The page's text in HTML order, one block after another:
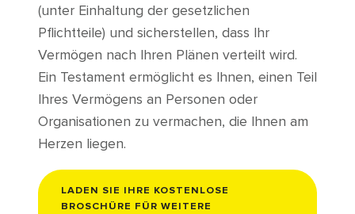
(unter Einhaltung der gesetzlichen
Pflichtteile) und sicherstellen, dass Ihr
Vermögen nach Ihren Plänen verteilt wird.
Ein Testament ermöglicht es Ihnen, einen Teil
Ihres Vermögens an Personen oder
Organisationen zu vermachen, die Ihnen am
Herzen liegen.
LADEN SIE IHRE KOSTENLOSE
BROSCHÜRE FÜR WEITERE